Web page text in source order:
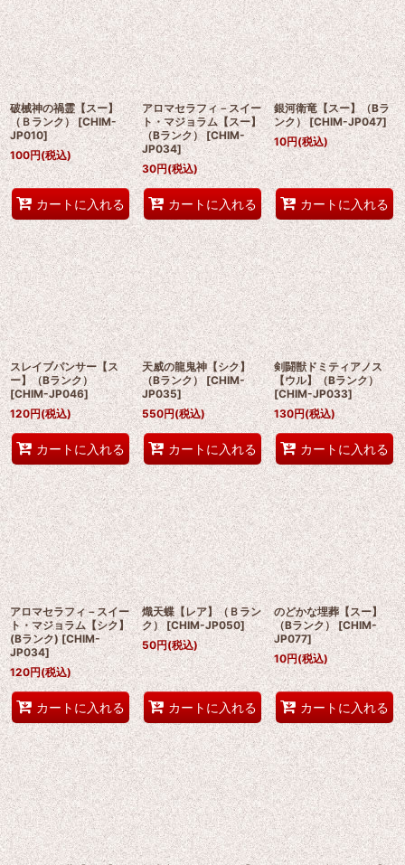
破械神の禍霊【スー】
（Ｂランク） [CHIM-
JP010]
100円(税込)
カートに入れる
アロマセラフィ－スイー
ト・マジョラム【スー】
（Bランク） [CHIM-
JP034]
30円(税込)
カートに入れる
銀河衛竜【スー】（Bラ
ンク） [CHIM-JP047]
10円(税込)
カートに入れる
スレイブパンサー【ス
ー】（Bランク）
[CHIM-JP046]
120円(税込)
カートに入れる
天威の龍鬼神【シク】
（Bランク） [CHIM-
JP035]
550円(税込)
カートに入れる
剣闘獣ドミティアノス
【ウル】（Bランク）
[CHIM-JP033]
130円(税込)
カートに入れる
アロマセラフィ－スイー
ト・マジョラム【シク】
(Bランク) [CHIM-
JP034]
120円(税込)
カートに入れる
熾天蝶【レア】（Ｂラン
ク） [CHIM-JP050]
50円(税込)
カートに入れる
のどかな埋葬【スー】
（Bランク） [CHIM-
JP077]
10円(税込)
カートに入れる